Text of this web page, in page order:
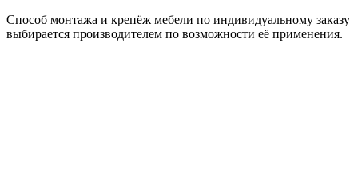
Способ монтажа и крепёж мебели по индивидуальному заказу
выбирается производителем по возможности её применения.